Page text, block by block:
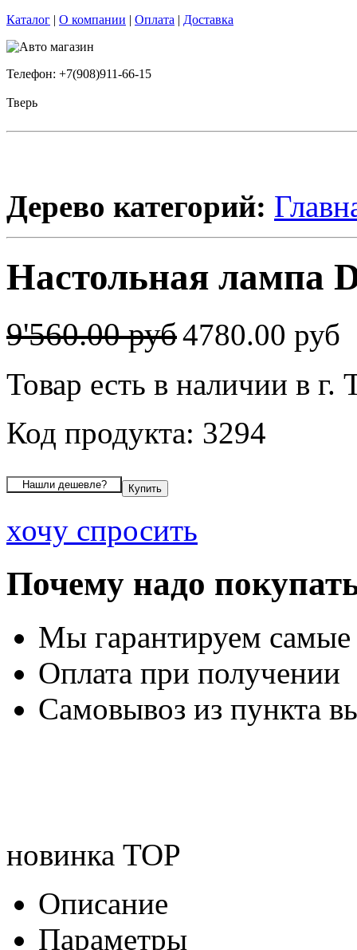
Каталог | О компании | Оплата | Доставка
Телефон: +7(908)911-66-15
Тверь
Дерево категорий:
Настольная лампа
9'560.00 руб4780.00 руб
Товар есть в наличии в г.
Код продукта: 3294
хочу спросить
Почему надо
Мы гарантируем
Оплата при получении
Самовывоз из пункта
новинка TOP
Описание
Параметры